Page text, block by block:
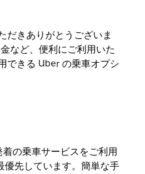
だきありがとうございま
など、便利にご利用いた
できる Uber の乗車オプシ
の乗車サービスをご利用
優先しています。簡単な手